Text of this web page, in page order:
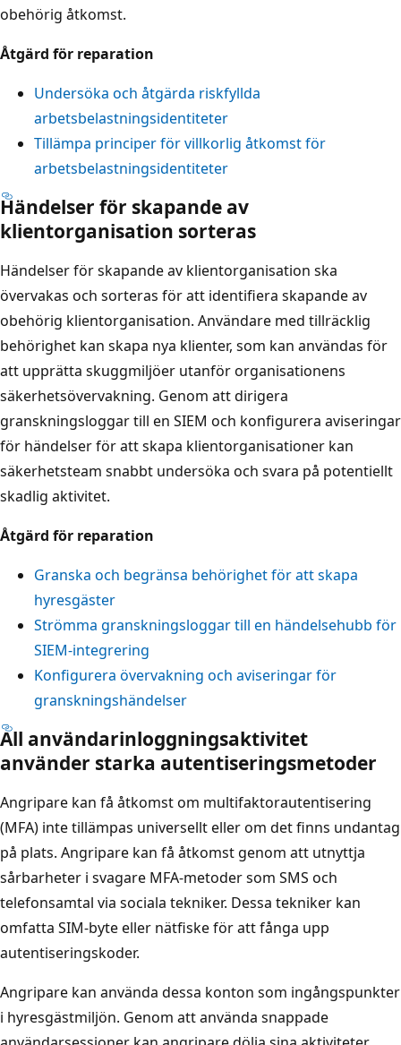
obehörig åtkomst.
Åtgärd för reparation
Undersöka och åtgärda riskfyllda
arbetsbelastningsidentiteter
Tillämpa principer för villkorlig åtkomst för
arbetsbelastningsidentiteter
Händelser för skapande av
klientorganisation sorteras
Händelser för skapande av klientorganisation ska
övervakas och sorteras för att identifiera skapande av
obehörig klientorganisation. Användare med tillräcklig
behörighet kan skapa nya klienter, som kan användas för
att upprätta skuggmiljöer utanför organisationens
säkerhetsövervakning. Genom att dirigera
granskningsloggar till en SIEM och konfigurera aviseringar
för händelser för att skapa klientorganisationer kan
säkerhetsteam snabbt undersöka och svara på potentiellt
skadlig aktivitet.
Åtgärd för reparation
Granska och begränsa behörighet för att skapa
hyresgäster
Strömma granskningsloggar till en händelsehubb för
SIEM-integrering
Konfigurera övervakning och aviseringar för
granskningshändelser
All användarinloggningsaktivitet
använder starka autentiseringsmetoder
Angripare kan få åtkomst om multifaktorautentisering
(MFA) inte tillämpas universellt eller om det finns undantag
på plats. Angripare kan få åtkomst genom att utnyttja
sårbarheter i svagare MFA-metoder som SMS och
telefonsamtal via sociala tekniker. Dessa tekniker kan
omfatta SIM-byte eller nätfiske för att fånga upp
autentiseringskoder.
Angripare kan använda dessa konton som ingångspunkter
i hyresgästmiljön. Genom att använda snappade